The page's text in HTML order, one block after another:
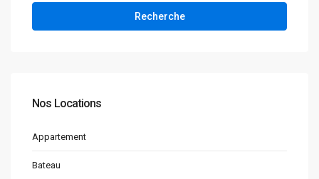
Recherche
Nos Locations
Appartement
Bateau